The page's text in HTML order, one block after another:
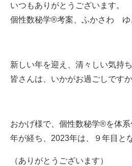
いつもありがとうございます。
個性数秘学®考案、ふかさわ ゆ
新しい年を迎え、清々しい気持ち
皆さんは、いかがお過ごしです
おかげ様で、個性数秘学®を体
年が経ち、2023年は、９年目と
（ありがとうございます）